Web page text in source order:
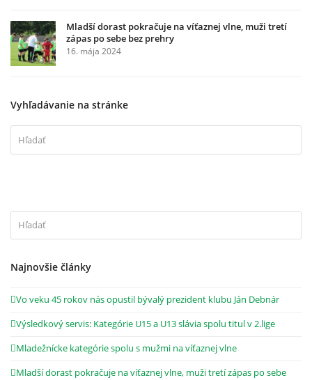
Mladší dorast pokračuje na víťaznej vlne, muži tretí
zápas po sebe bez prehry
16. mája 2024
Vyhľadávanie na stránke
Najnovšie články
Vo veku 45 rokov nás opustil bývalý prezident klubu Ján Debnár
Výsledkový servis: Kategórie U15 a U13 slávia spolu titul v 2.lige
Mladežnícke kategórie spolu s mužmi na víťaznej vlne
Mladší dorast pokračuje na víťaznej vlne, muži tretí zápas po sebe